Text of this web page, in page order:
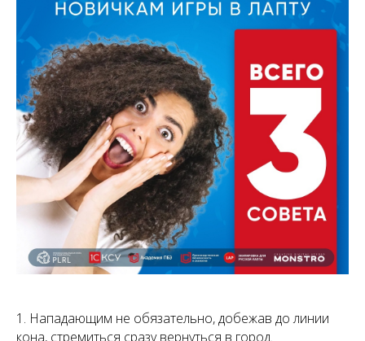
1. Нападающим не обязательно, добежав до линии
кона, стремиться сразу вернуться в город.